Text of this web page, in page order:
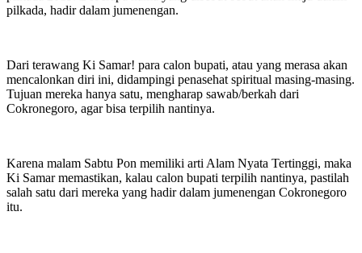
pilkada, hadir dalam jumenengan.
Dari terawang Ki Samar! para calon bupati, atau yang merasa akan
mencalonkan diri ini, didampingi penasehat spiritual masing-masing.
Tujuan mereka hanya satu, mengharap sawab/berkah dari
Cokronegoro, agar bisa terpilih nantinya.
Karena malam Sabtu Pon memiliki arti Alam Nyata Tertinggi, maka
Ki Samar memastikan, kalau calon bupati terpilih nantinya, pastilah
salah satu dari mereka yang hadir dalam jumenengan Cokronegoro
itu.